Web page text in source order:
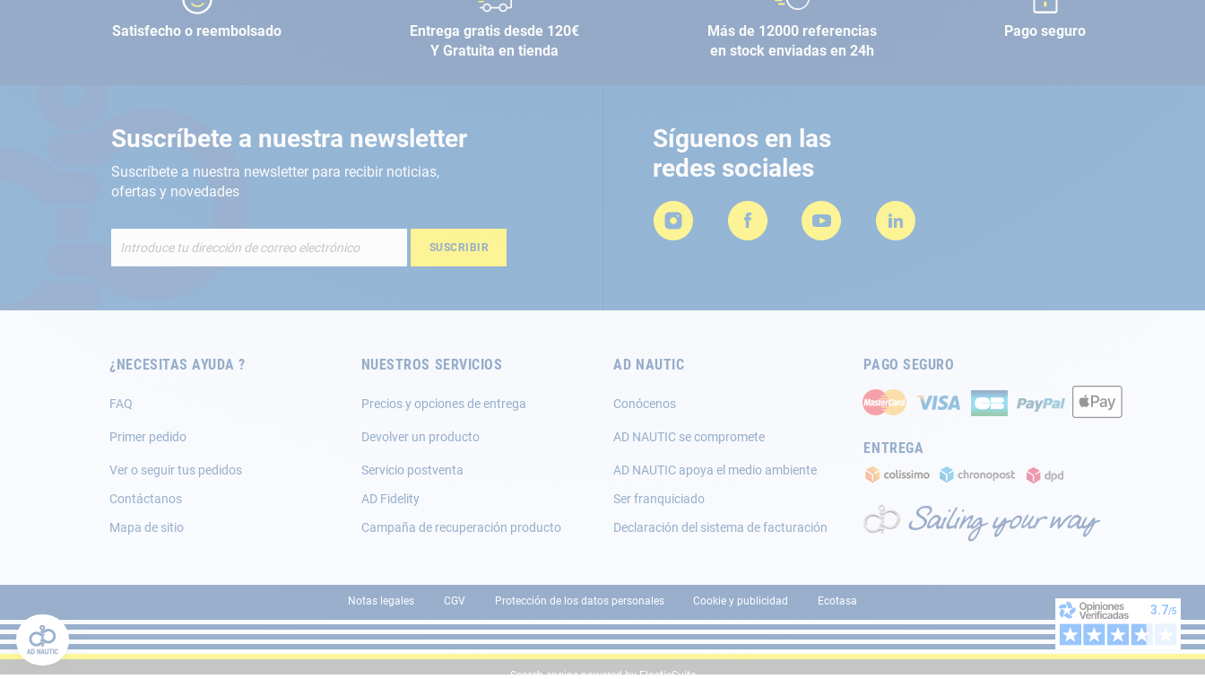
Satisfecho o reembolsado
Entrega gratis desde 120€
Y Gratuita en tienda
Más de 12000 referencias
en stock enviadas en 24h
Pago seguro
Suscríbete a nuestra newsletter
Suscríbete a nuestra newsletter para recibir noticias,
ofertas y novedades
de
SUSCRIBIR
Síguenos en las
redes sociales
¿NECESITAS AYUDA ?
FAQ
Primer pedido
Ver o seguir tus pedidos
Contáctanos
Mapa de sitio
NUESTROS SERVICIOS
Precios y opciones de entrega
Devolver un producto
Servicio postventa
AD Fidelity
Campaña de recuperación producto
AD NAUTIC
Conócenos
AD NAUTIC se compromete
AD NAUTIC apoya el medio ambiente
Ser franquiciado
Declaración del sistema de facturación
PAGO SEGURO
ENTREGA
Notas legales CGV Protección de los datos personales Cookie y publicidad Ecotasa
Search engine powered byElasticSuite